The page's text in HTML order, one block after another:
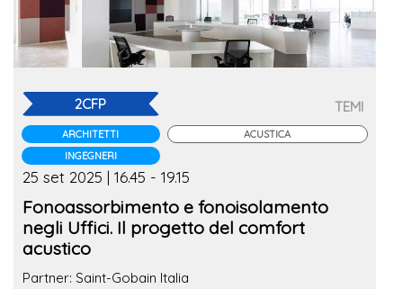
2CFP
ARCHITETTI
INGEGNERI
TEMI
ACUSTICA
25 set 2025 | 16.45 - 19.15
Fonoassorbimento e fonoisolamento
negli Uffici. Il progetto del comfort
acustico
Partner: Saint-Gobain Italia